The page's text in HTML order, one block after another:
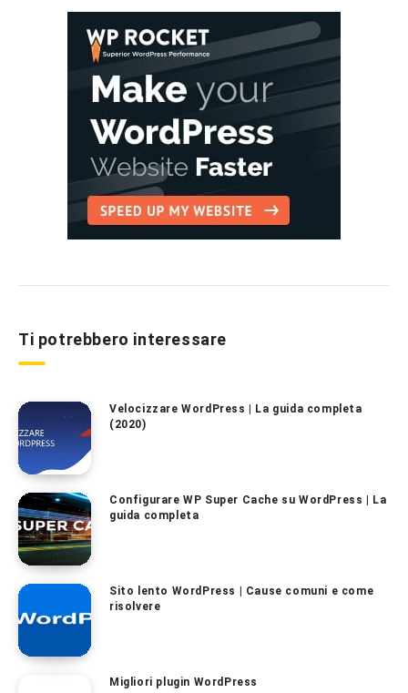
Ti potrebbero interessare
Velocizzare WordPress | La guida completa
(2020)
Configurare WP Super Cache su WordPress | La
guida completa
Sito lento WordPress | Cause comuni e come
risolvere
Migliori plugin WordPress